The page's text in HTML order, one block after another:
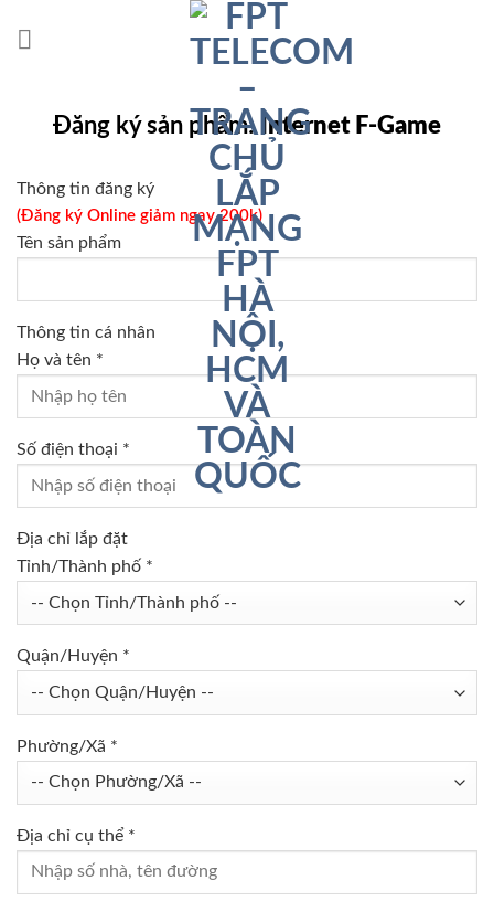
Đăng ký sản phẩm: Internet F-Game
Thông tin đăng ký
(Đăng ký Online giảm ngay 200k)
Tên sản phẩm
Thông tin cá nhân
Họ và tên *
Số điện thoại *
Địa chỉ lắp đặt
Tỉnh/Thành phố *
Quận/Huyện *
Phường/Xã *
Địa chỉ cụ thể *